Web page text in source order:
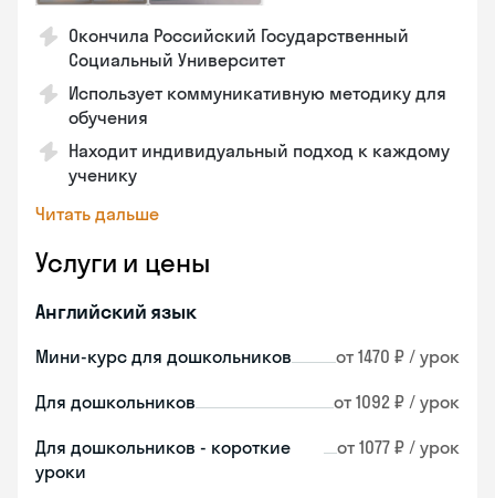
Окончила Российский Государственный
Социальный Университет
Использует коммуникативную методику для
обучения
Находит индивидуальный подход к каждому
ученику
Читать дальше
Услуги и цены
Английский язык
Мини-курс для дошкольников от 1470 ₽ / урок
Для дошкольников от 1092 ₽ / урок
Для дошкольников - короткие
уроки
от 1077 ₽ / урок